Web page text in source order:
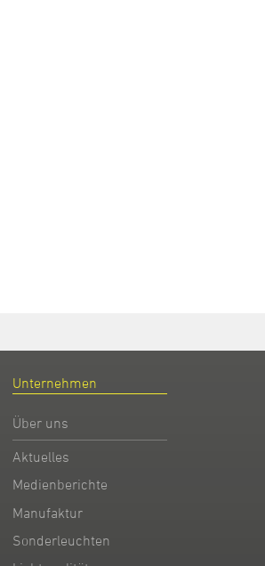
Unternehmen
Über uns
Aktuelles
Medienberichte
Manufaktur
Sonderleuchten